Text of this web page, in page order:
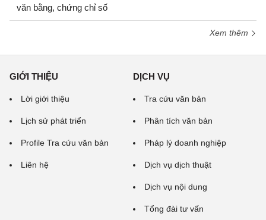
văn bằng, chứng chỉ số
Xem thêm
GIỚI THIỆU
Lời giới thiệu
Lịch sử phát triển
Profile Tra cứu văn bản
Liên hệ
DỊCH VỤ
Tra cứu văn bản
Phân tích văn bản
Pháp lý doanh nghiệp
Dịch vụ dịch thuật
Dịch vụ nội dung
Tổng đài tư vấn